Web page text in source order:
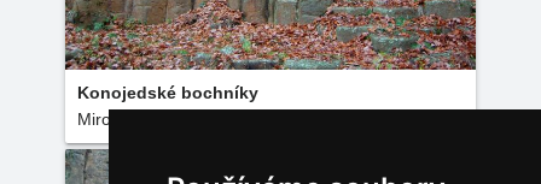
Konojedské bochníky
Miroslav Král